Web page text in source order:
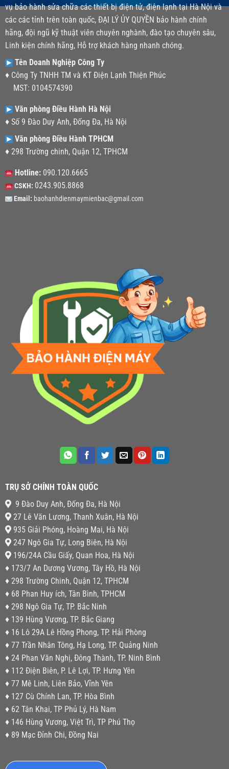
vụ bảo hành sửa chữa các thiết bị điện tử, điện lạnh tại Hà Nội và
các các tỉnh trên toàn quốc, ĐẠI LÝ ỦY QUYỀN bảo hành chính
hãng, đội ngũ kỹ thuật viên chuyên nghành, đào tạo chuyên sâu,
Linh kiện chính hãng, Hỗ trợ khách hàng nhanh chóng.
Tên Doanh Nghiệp Công Ty
♦ Công Ty TNHH TM và KT Điện Lạnh Thiện Phúc
MST: 0104574390
Văn phòng Điều Hành Hà Nội
♦ Số 9 Đào Duy Anh, Đống Đa, Hà Nội
Văn phòng Điều Hành TPHCM
♦ 298 Trường chinh, Quận 12, TPHCM
Hotline:090.120.6665
CSKH: 0243.905.8868
Email: baohanhdienmaymienbac@gmail.com
TRỤ SỞ CHÍNH TOÀN QUỐC
9 Đào Duy Anh, Đống Đa, Hà Nội
27 Lê Văn Lương, Thanh Xuân, Hà Nội
935 Giải Phóng, Hoàng Mai, Hà Nội
247 Ngô Gia Tự, Long Biên, Hà Nội
196/24A Cầu Giấy, Quan Hoa, Hà Nội
♦ 173/7 An Dương Vương, Tây Hồ, Hà Nội
♦ 298 Trường Chinh, Quận 12, TPHCM
♦ 68 Phan Huy ích, Tân Bình, TPHCM
♦ 298 Ngô Gia Tự, TP. Bắc Ninh
♦ 139 Hùng Vương, TP. Bắc Giang
♦ 16 Lô 29A Lê Hồng Phong, TP. Hải Phòng
♦ 77 Trần Nhân Tông, Hạ Long, TP. Quảng Ninh
♦ 24 Phan Văn Nghị, Đông Thành, TP. Ninh Bình
♦ 112 Điện Biên, P. Lê Lợi, TP. Hưng Yên
♦ 77 Mê Linh, Liên Bảo, Vĩnh Yên
♦ 127 Cù Chính Lan, TP. Hòa Bình
♦ 62 Tân Khai, TP Phủ Lý, Hà Nam
♦ 146 Hùng Vương, Việt Trì, TP Phú Thọ
♦ 89 Mạc Đỉnh Chi, Đồng Nai